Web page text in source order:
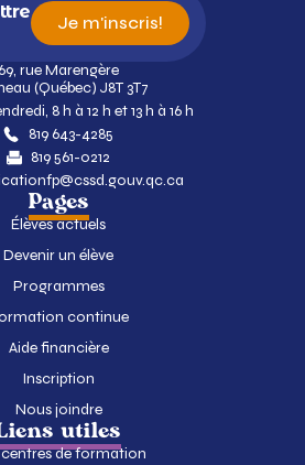
Je m'inscris!
rue Marengère
(Québec) J8T 3T7
8 h à 12 h et 13 h à 16 h
819 643-4285
819 561-0212
Pages
Élèves actuels
Devenir un élève
Programmes
continue
Aide financière
Inscription
Nous joindre
utiles
de formation